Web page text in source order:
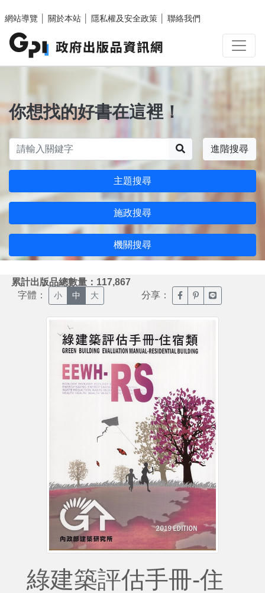
網站導覽
關於本站 隱私權及安全政策 聯絡我們
你想找的好書在這裡！
進階搜尋
主題搜尋
施政搜尋
機關搜尋
累計出版品總數量：117,867
字體： 小 中 大 分享： 臉書分享(另開新視窗)
噗浪分享(另開新
Line分享(另
綠建築評估手冊-住